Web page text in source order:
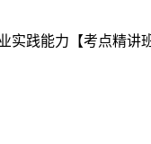
实践能力【考点精讲